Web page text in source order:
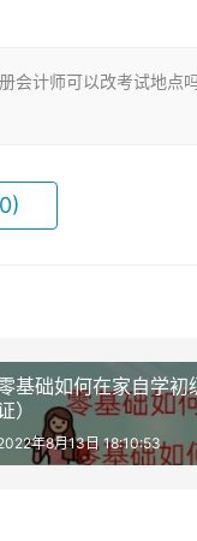
计,所报考科目及相
考试。当年就必须在
，不管是在哪里考
计师可以改考试地点
基础如何在家自学初
）
年8月13日 18:10:53